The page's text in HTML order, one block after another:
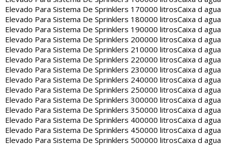
Elevado Para Sistema De Sprinklers 170000 litrosCaixa d agua
Elevado Para Sistema De Sprinklers 180000 litrosCaixa d agua
Elevado Para Sistema De Sprinklers 190000 litrosCaixa d agua
Elevado Para Sistema De Sprinklers 200000 litrosCaixa d agua
Elevado Para Sistema De Sprinklers 210000 litrosCaixa d agua
Elevado Para Sistema De Sprinklers 220000 litrosCaixa d agua
Elevado Para Sistema De Sprinklers 230000 litrosCaixa d agua
Elevado Para Sistema De Sprinklers 240000 litrosCaixa d agua
Elevado Para Sistema De Sprinklers 250000 litrosCaixa d agua
Elevado Para Sistema De Sprinklers 300000 litrosCaixa d agua
Elevado Para Sistema De Sprinklers 350000 litrosCaixa d agua
Elevado Para Sistema De Sprinklers 400000 litrosCaixa d agua
Elevado Para Sistema De Sprinklers 450000 litrosCaixa d agua
Elevado Para Sistema De Sprinklers 500000 litrosCaixa d agua